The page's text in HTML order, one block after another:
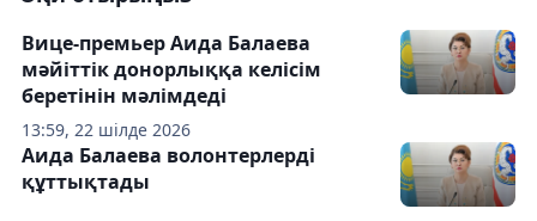
13:59, 22 шілде 2026
Вице-премьер Аида Балаева
мәйіттік донорлыққа келісім
беретінін мәлімдеді
Аида Балаева волонтерлерді
құттықтады